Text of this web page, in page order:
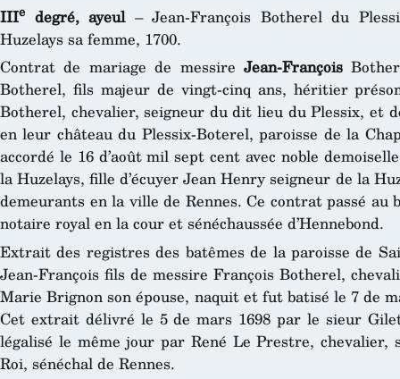
IIIe degré, ayeul– Jean-François Botherel du
Huzelays sa femme, 1700.
Contrat de mariage de messire Jean-François
Botherel, fils majeur de vingt-cinq ans, héritier
Botherel, chevalier, seigneur du dit lieu du Plessix, et
en leur château du Plessix-Boterel, paroisse de la
accordé le 16 d’août mil sept cent avec noble
la Huzelays, fille d’écuyer Jean Henry seigneur de la
demeurants en la ville de Rennes. Ce contrat passé
notaire royal en la cour et sénéchaussée d’Hennebond.
Extrait des registres des batêmes de la paroisse de
Jean-François fils de messire François Botherel,
Marie Brignon son épouse, naquit et fut batisé le 7 de
Cet extrait délivré le 5 de mars 1698 par le sieur
légalisé le même jour par René Le Prestre, chevalier,
Roi, sénéchal de Rennes.